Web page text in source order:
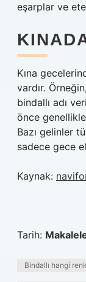
eşarplar ve
Kına
vardır.
bindallı adı
önce
Bazı gelinler
sadece gece
Kaynak:
Tarih:
Bindallı hangi